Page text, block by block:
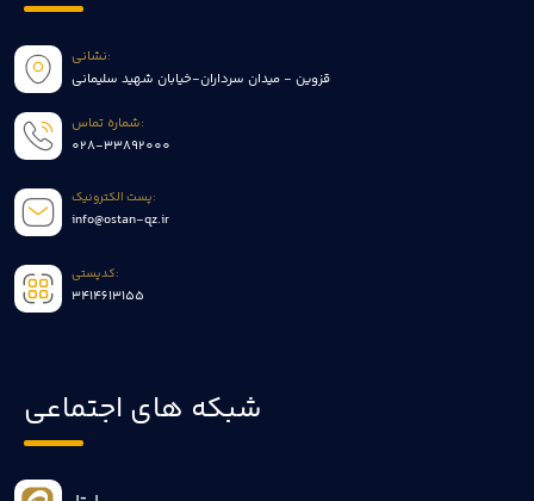
نشانی:
قزوین - میدان سرداران-خیابان شهید سلیمانی
شماره تماس:
028-33892000
پست الکترونیک:
info@ostan-qz.ir
کدپستی:
3414613155
شبکه های اجتماعی